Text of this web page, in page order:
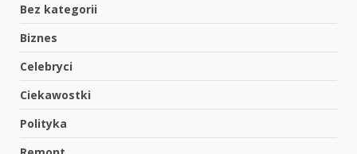
Bez kategorii
Biznes
Celebryci
Ciekawostki
Polityka